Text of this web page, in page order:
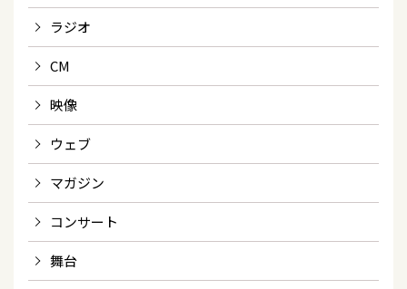
ラジオ
CM
映像
ウェブ
マガジン
コンサート
舞台